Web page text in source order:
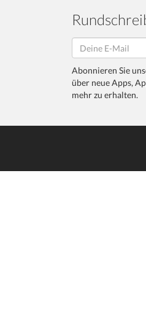
Abonnieren Sie
über neue Apps,
mehr zu erhalten.